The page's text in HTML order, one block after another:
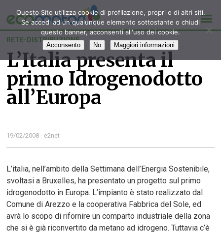
RETE-DISTRIBUZIONE
L’Italia presenta il
primo Idrogenodotto
all’Europa
19/02/2008 - e2net
L’italia, nell’ambito della Settimana dell’Energia Sostenibile,
svoltasi a Bruxelles, ha presentato un progetto sul primo
idrogenodotto in Europa. L’impianto è stato realizzato dal
Comune di Arezzo e la cooperativa Fabbrica del Sole, ed
avrà lo scopo di rifornire un comparto industriale della zona
che si è già riconvertito da metano ad idrogeno. Tuttavia c’è
Questo Sito utilizza cookie di profilazione, propri e di altri siti.
Se accedi ad un qualunque elemento sottostante o chiudi
questo banner, acconsenti all'uso dei cookie.
Acconsento No Maggiori informazioni